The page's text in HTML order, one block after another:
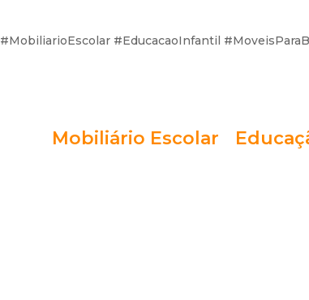
#MobiliarioEscolar #EducacaoInfantil
Mobiliário Escolar